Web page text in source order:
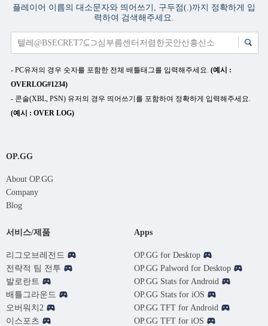
플레이어 이름의 대소문자와 띄어쓰기, 구두점(.)까지 정확하게 입
력하여 검색해주세요.
- PC유저의 경우 숫자를 포함한 전체 배틀태그를 입력해주세요. (예시 :
OVERLOG#1234)
- 콘솔(XBL, PSN) 유저의 경우 띄어쓰기를 포함하여 정확하게 입력해주세요.
(예시 : OVER LOG)
OP.GG
About OP.GG
Company
Blog
서비스/제품
리그오브레전드
전략적 팀 전투
발로란트
배틀그라운드
오버워치2
이스포츠
Apps
OP.GG for Desktop
OP.GG Palword for Desktop
OP.GG Stats for Android
OP.GG Stats for iOS
OP.GG TFT for Android
OP.GG TFT for iOS